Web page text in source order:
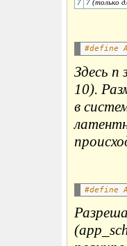
7
7 (только
#define
Здесь n
10).
в
#define